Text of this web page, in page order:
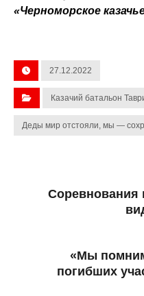
«Черноморское
27.12.2022
Казачий батальон
Деды мир отстояли, мы —
Соревнования
«Мы
погибших